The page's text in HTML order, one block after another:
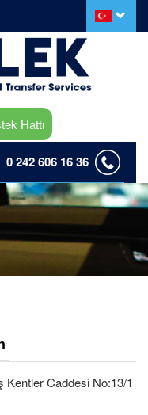
Hattı
0 242 606 16 36
Caddesi No:13/1